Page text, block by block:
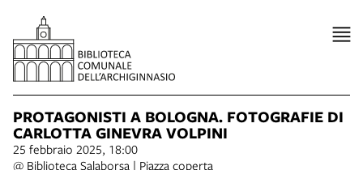
PROTAGONISTI A BOLOGNA. FOTOGRAFIE DI
CARLOTTA GINEVRA VOLPINI
25 febbraio 2025, 18:00
@ Biblioteca Salaborsa | Piazza coperta